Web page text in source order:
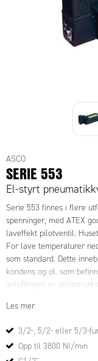
ASCO
SERIE 553
El-styrt
Serie 553 finnes i flere
spenninger, med ATEX
laveffekt pilotventil.
For lave temperaturer
som standard. Dette
kondens og ol. som
avluftingen av
matvare installasjoner.
Les mer
3/2-, 5/2- eller 5/3-
Opp til 3800 Nl/min